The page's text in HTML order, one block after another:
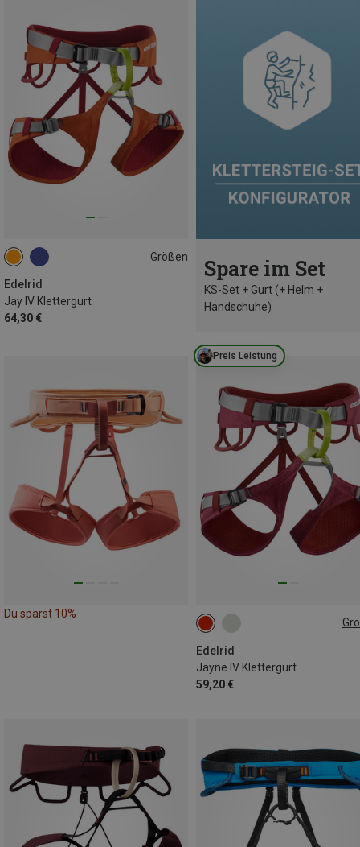
Größen
Edelrid
Jay IV Klettergurt
64,30 €
68-88CM
82-102CM
Spare im Set
KS-Set + Gurt (+ Helm +
Handschuhe)
Du sparst 10%
Preis Leistung
Edelrid
Jayne IV Klettergurt
59,20 €
58-78CM
70-90CM
86-106CM